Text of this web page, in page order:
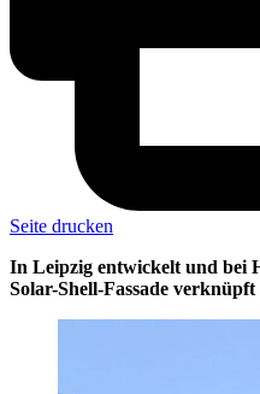
Seite drucken
In Leipzig entwickelt und bei
Solar-Shell-Fassade